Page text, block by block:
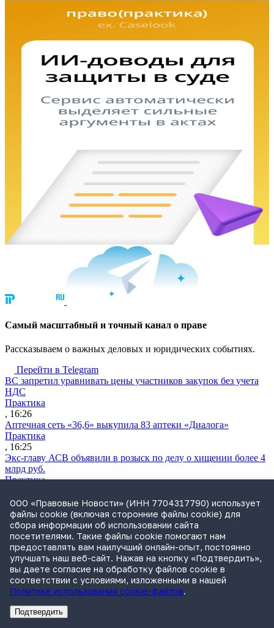
Cамый масштабный и точный канал о праве
Рассказываем о важных деловых и юридических событиях.
Перейти в Telegram
ВС запретил уравнивать цены участников закупок без учета
НДС
Практика
, 16:26
Аптечная сеть «36,6» выкупила 83 аптеки «Диалога»
Практика
, 16:25
Экс-главу АСВ объявили в розыск по делу о хищении более 4
млрд руб.
Практика
СИП поддержал Роспатент в споре об обозначении
«Нетдолгофф»
Практика
, 15:17
РекламаАдвокатское бюро Санкт-Петербурга «Вертикаль» ИНН 7841290773
ООО «Правовые Новости» (ИНН 7704317790) использует
файлы cookie (включая сторонние файлы cookie) для
сбора информации об использовании сайта
посетителями. Такие файлы cookie помогают нам
предоставлять вам наилучший онлайн-опыт, постоянно
улучшать наш веб-сайт. Нажав на кнопку «Подтвердить»,
вы даете согласие на обработку файлов cookie в
соответствии с условиями, изложенными в нашей
Политике использования cookie-файлов.
Подтвердить